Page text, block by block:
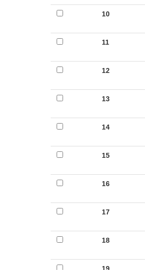
10
11
12
13
14
15
16
17
18